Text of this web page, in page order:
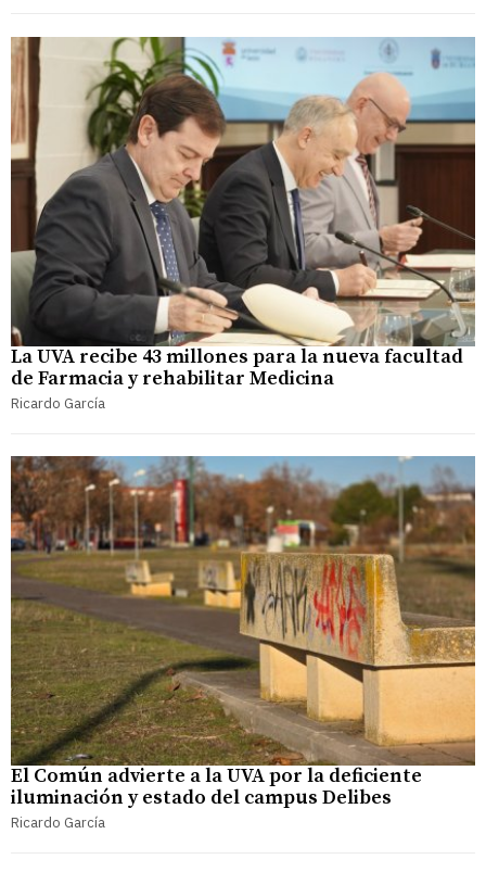
La UVA recibe 43 millones para la nueva facultad
de Farmacia y rehabilitar Medicina
Ricardo García
El Común advierte a la UVA por la deficiente
iluminación y estado del campus Delibes
Ricardo García